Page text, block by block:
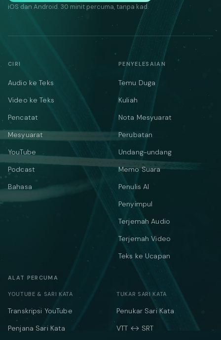
iOS dan Android. 30 minit percuma, tanpa kad.
CIRI
Audio ke Teks
Video ke Teks
Pencatat
Mesyuarat
YouTube
Podcast
Bahasa
PENYELESAIAN
Temu Duga
Kuliah
Nota Mesyuarat
Perubatan
Undang-undang
Memo Suara
Penulis AI
Penyimpul
Terjemah Audio
Terjemah Video
Teks ke Ucapan
ALAT PERCUMA
YOUTUBE & SARI KATA
Transkripsi YouTube
Penjana Sari Kata
TUKAR SARI KATA
Penukar Sari Kata
VTT ↔ SRT